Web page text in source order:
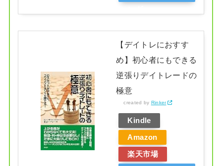
【デイトレにおすす
め】初心者にもできる
逆張りデイトレードの
極意
created by Rinker
Kindle
Amazon
楽天市場